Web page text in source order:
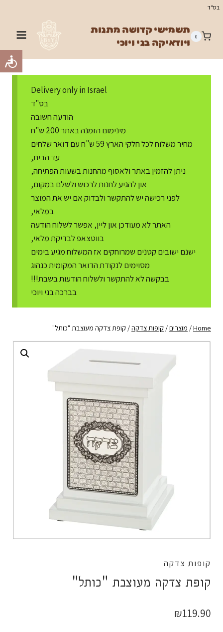
Skip
content
בס"ד
0
תשמישי קדושה מתנות
ויודאיקה בני ויוכי
Delivery only in Israel
בס"ד
הודעה חשובה
מינימום הזמנה באתר 200 ש"ח
מחיר משלוח לכל חלקי הארץ 59 ש"ח עם דואר שלחים
עד הבית,
ניתן להזמין באתר ולאסוף מהחנות בשעות הפתיחה,
און להגיע לחנות לרכוש ולשלם במקום,
לפני רכישה יש להתקשר ולבדוק אם יש את המוצר
במלאי,
האתר לא מעודכן און ליין, אפשר לשלוח הודעה
בווטצאפ לבדיקת מלאי,
ישנם ישובים קטנים שמרוחקים אז המשלוח מגיע בימים
מסוימים לנקודת הדואר המקומית כנהוג
בבקשה לא להתקשר ולשלוח הודעות בשבת!!!
בברכה בני ויוכי
Home
/ מוצרים/ קופות צדקה/ קופת צדקה מעוצבת "כותל"
קופות צדקה
קופת צדקה מעוצבת "כותל"
₪119.90